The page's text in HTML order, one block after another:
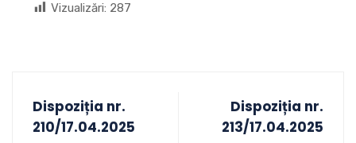
Vizualizări: 287
Dispoziția nr.
210/17.04.2025
Dispoziția nr.
213/17.04.2025